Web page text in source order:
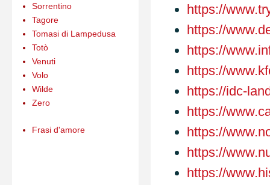
https://
https://
https://
https://
https://idc-
https://
https://
https://
https://
Sorrentino
Tagore
Tomasi di Lampedusa
Totò
Venuti
Volo
Wilde
Zero
Frasi d'amore